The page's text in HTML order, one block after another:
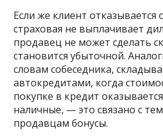
Если же клиент отказывается
страховая не выплачивает
продавец не может сделать
становится убыточной.
словам собеседника,
автокредитами, когда
покупке в кредит
наличные, — это связано с
продавцам бонусы.